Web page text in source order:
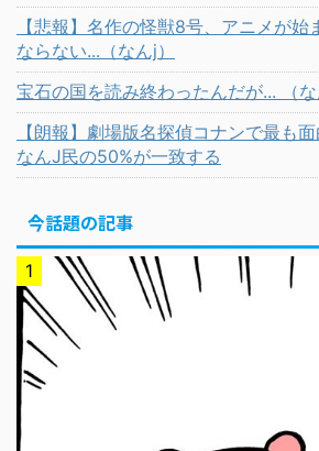
【悲報】名作の怪獣8号、アニメが始
ならない...（なんj）
宝石の国を読み終わったんだが... （な
【朗報】劇場版名探偵コナンで最も
なんJ民の50%が一致する
今話題の記事